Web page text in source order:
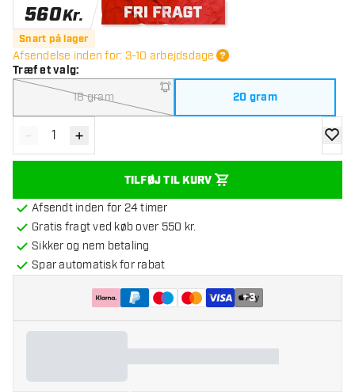
560Kr.
Snart på lager
Afsendelse inden for: 3-10 arbejdsdage
Træf et valg:
18 gram 20 gram
Reducér antal
- Øg antal
+
TILFØJ TIL KURV
Afsendt inden for 24 timer
Gratis fragt ved køb over 550 kr.
Sikker og nem betaling
Spar automatisk for rabat
+3